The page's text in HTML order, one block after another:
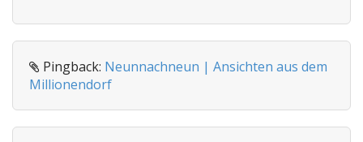
Pingback: Neunnachneun | Ansichten aus dem
Millionendorf